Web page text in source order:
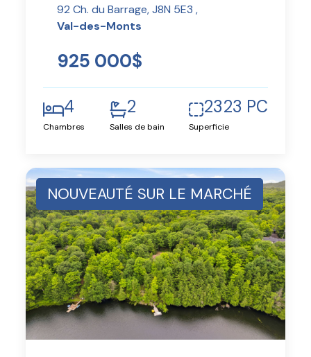
92 Ch. du Barrage, J8N 5E3 ,
Val-des-Monts
925 000$
4
Chambres
2
Salles de bain
2323 PC
Superficie
NOUVEAUTÉ SUR LE MARCHÉ